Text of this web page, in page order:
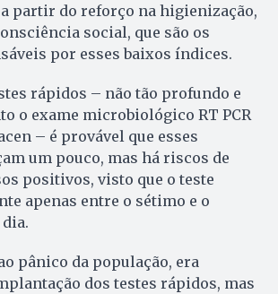
partir do reforço na higienização,
social, que são os
por esses baixos índices.
rápidos – não tão profundo e
o exame microbiológico RT PCR
– é provável que esses
um pouco, mas há riscos de
positivos, visto que o teste
apenas entre o sétimo e o
pânico da população, era
dos testes rápidos, mas